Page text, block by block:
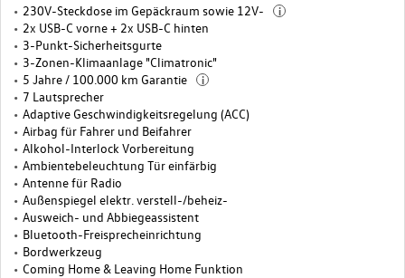
230V-Steckdose im Gepäckraum sowie 12V- i
2x USB-C vorne + 2x USB-C hinten
3-Punkt-Sicherheitsgurte
3-Zonen-Klimaanlage "Climatronic"
5 Jahre / 100.000 km Garantie
i
7 Lautsprecher
Adaptive Geschwindigkeitsregelung (ACC)
Airbag für Fahrer und Beifahrer
Alkohol-Interlock Vorbereitung
Ambientebeleuchtung Tür einfärbig
Antenne für Radio
Außenspiegel elektr. verstell-/beheiz-
Ausweich- und Abbiegeassistent
Bluetooth-Freisprecheinrichtung
Bordwerkzeug
Coming Home & Leaving Home Funktion